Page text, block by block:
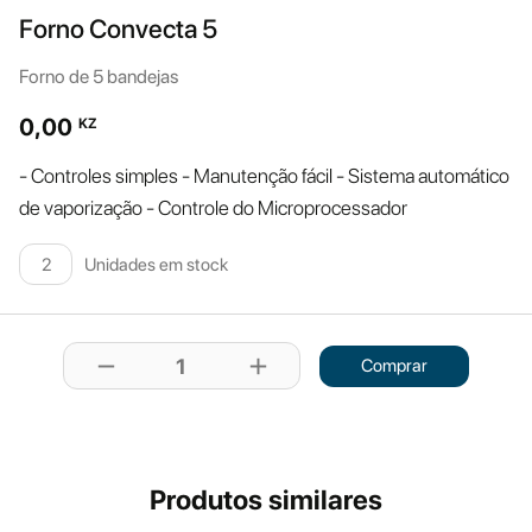
Forno Convecta 5
Forno de 5 bandejas
0,00 KZ
- Controles simples - Manutenção fácil - Sistema automático
de vaporização - Controle do Microprocessador
2 Unidades em stock
remove 1 add Comprar
Produtos similares